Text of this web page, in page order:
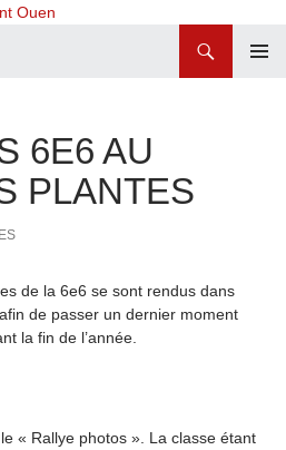
6E6 AU
PLANTES
de la 6e6 se sont rendus dans
de passer un dernier moment
la fin de l’année.
« Rallye photos ». La classe étant